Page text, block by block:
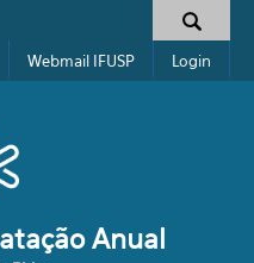
busca
Webmail IFUSP Login
Anual